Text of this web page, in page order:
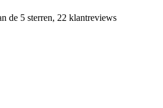
de 5 sterren, 22 klantreviews